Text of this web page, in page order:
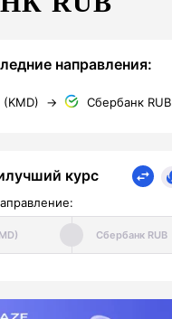
направления:
(KMD) → Сбербанк RUB
курс